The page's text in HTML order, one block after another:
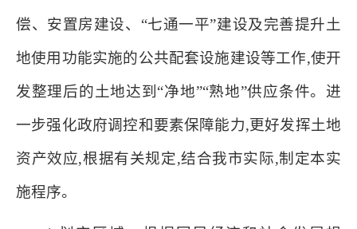
偿、安置房建设、“七通一平”建设及完善提升土
地使用功能实施的公共配套设施建设等工作,使开
发整理后的土地达到“净地”“熟地”供应条件。进
一步强化政府调控和要素保障能力,更好发挥土地
资产效应,根据有关规定,结合我市实际,制定本实
施程序。